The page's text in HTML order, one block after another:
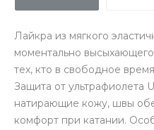
Лайкра из мягкого
моментально
тех, кто в свободное
Защита от ультрафиолета
натирающие кожу, швы
комфорт при катании.